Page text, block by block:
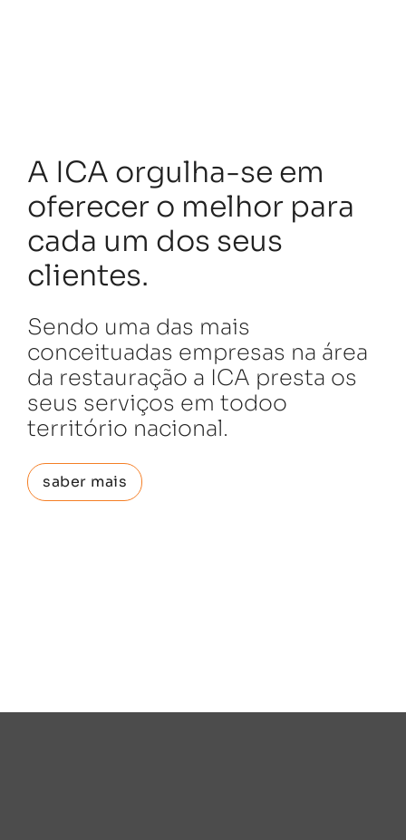
A ICA orgulha-se em
oferecer o melhor para
cada um dos seus
clientes.
Sendo uma das mais
conceituadas empresas na área
da restauração a ICA presta os
seus serviços em todoo
território nacional.
saber mais